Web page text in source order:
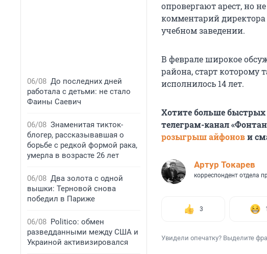
06/08 До последних дней
работала с детьми: не стало
Фаины Саевич
06/08 Знаменитая тикток-
блогер, рассказывавшая о
борьбе с редкой формой рака,
умерла в возрасте 26 лет
06/08 Два золота с одной
вышки: Терновой снова
победил в Париже
06/08 Politico: обмен
разведданными между США и
Украиной активизировался
опровергают арест, но
комментарий директора
учебном заведении.
В феврале широкое
района, старт которому
исполнилось 14 лет.
Хотите больше
телеграм-канал
розыгрыш айфонови
Артур Токарев
корреспондент отдела
3
Увидели опечатку? Выделите